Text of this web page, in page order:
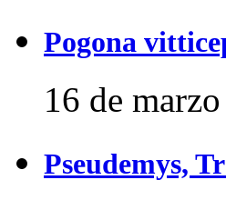
Pogona
16 de
Pseudemys,